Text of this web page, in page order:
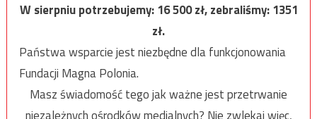
W sierpniu potrzebujemy:16 500zł, zebraliśmy:1351
zł.
Państwa wsparcie jest niezbędne dla funkcjonowania
Fundacji Magna Polonia.
Masz świadomość tego jak ważne jest przetrwanie